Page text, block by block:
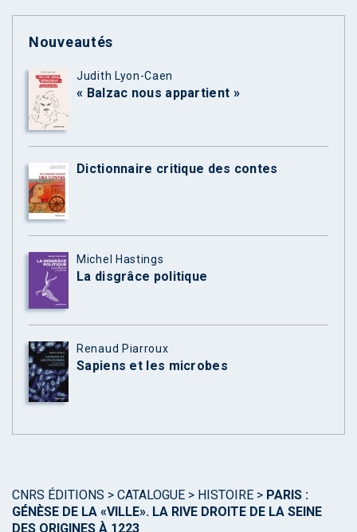
Nouveautés
Judith Lyon-Caen
« Balzac nous appartient »
Dictionnaire critique des contes
Michel Hastings
La disgrâce politique
Renaud Piarroux
Sapiens et les microbes
CNRS ÉDITIONS > CATALOGUE > HISTOIRE > PARIS :
GÉNÈSE DE LA «VILLE». LA RIVE DROITE DE LA SEINE
DES ORIGINES À 1223